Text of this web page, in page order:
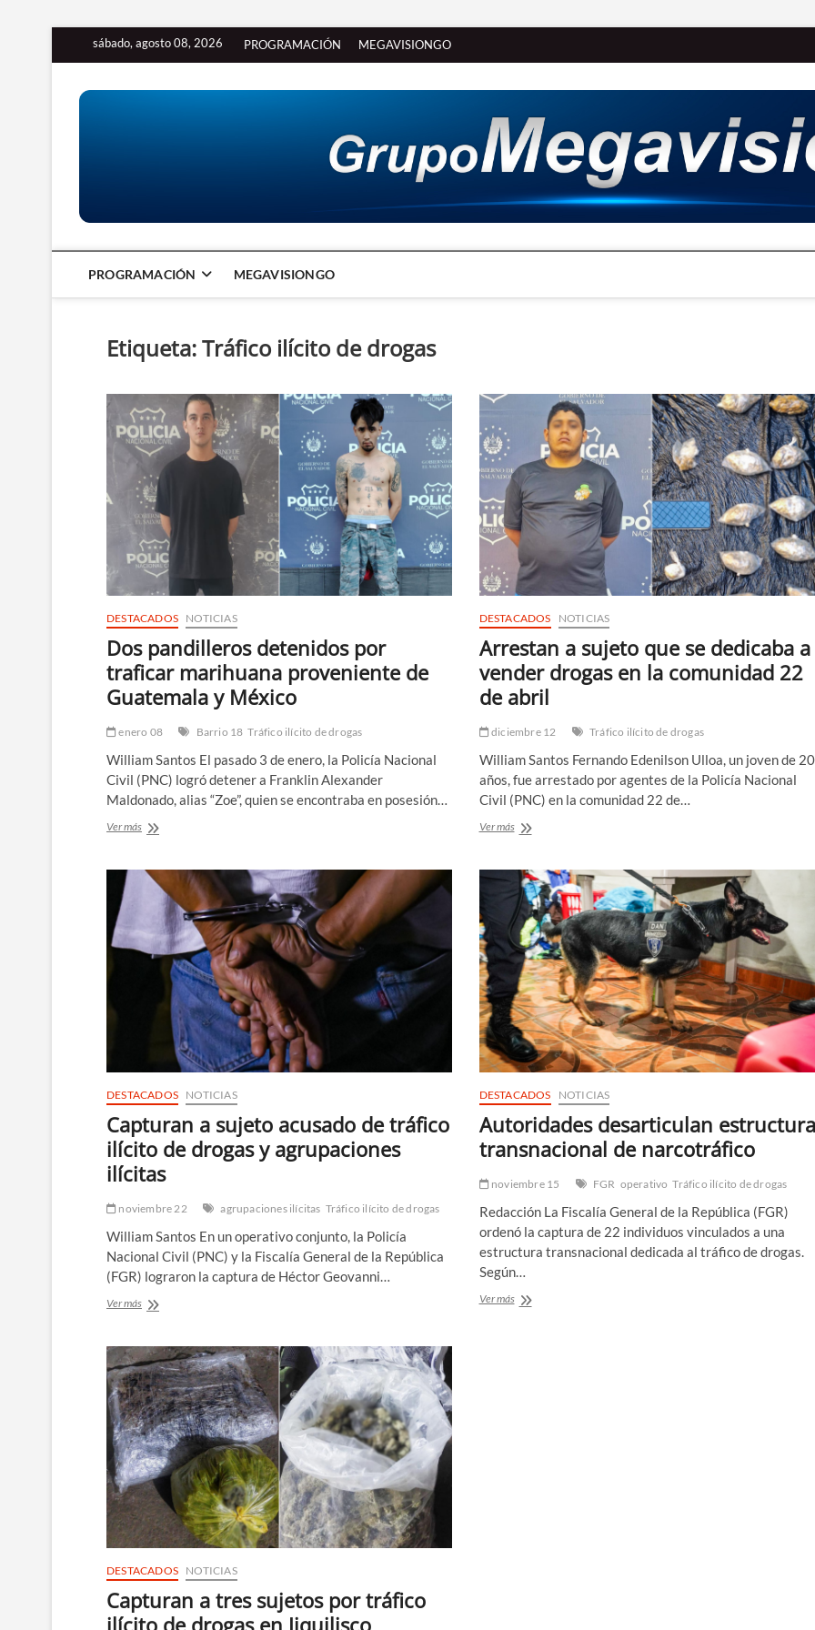
sábado, agosto 08, 2026 PROGRAMACIÓN MEGAVISIONGO
PROGRAMACIÓN MEGAVISIONGO
Etiqueta:Tráfico ilícito de drogas
DESTACADOS NOTICIAS
Dos pandilleros detenidos por
traficar marihuana proveniente de
Guatemala y México
enero 08 Barrio 18 Tráfico ilícito de drogas
William Santos El pasado 3 de enero, la Policía Nacional
Civil (PNC) logró detener a Franklin Alexander
Maldonado, alias “Zoe”, quien se encontraba en posesión…
Ver másDos
por
traficar
marihuana
proveniente
de
Guatemala
México
DESTACADOS NOTICIAS
Arrestan a sujeto que se dedicaba a
vender drogas en la comunidad 22
de abril
diciembre 12 Tráfico ilícito de drogas
William Santos Fernando Edenilson Ulloa, un joven de 20
años, fue arrestado por agentes de la Policía Nacional
Civil (PNC) en la comunidad 22 de…
Ver másArrestan
que
se
dedicaba
a
vender
drogas
en
la
comunidad
22
de
abril
DESTACADOS NOTICIAS
Capturan a sujeto acusado de tráfico
ilícito de drogas y agrupaciones
ilícitas
noviembre 22 agrupaciones ilícitas Tráfico ilícito de drogas
William Santos En un operativo conjunto, la Policía
Nacional Civil (PNC) y la Fiscalía General de la República
(FGR) lograron la captura de Héctor Geovanni…
Ver másCapturan
acusado
de
tráfico
ilícito
de
drogas
y
agrupaciones
ilícitas
DESTACADOS NOTICIAS
Autoridades desarticulan estructura
transnacional de narcotráfico
noviembre 15 FGR operativo Tráfico ilícito de drogas
Redacción La Fiscalía General de la República (FGR)
ordenó la captura de 22 individuos vinculados a una
estructura transnacional dedicada al tráfico de drogas.
Según…
Ver másAutoridades
DESTACADOS NOTICIAS
Capturan a tres sujetos por tráfico
ilícito de drogas en Jiquilisco